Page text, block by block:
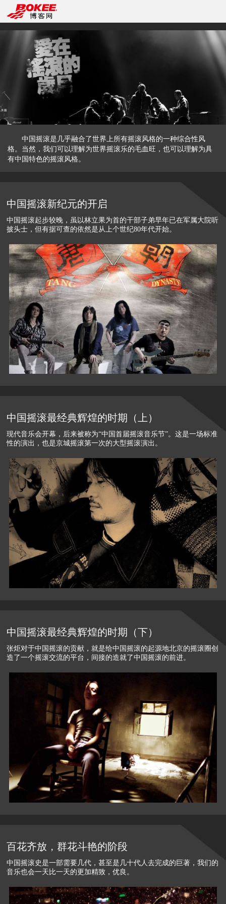
中国摇滚是几乎融合了世界上所有摇滚风格的一种综合性风
格。当然，我们可以理解为世界摇滚乐的毛血旺，也可以理解为具
有中国特色的摇滚风格。
中国摇滚新纪元的开启
中国摇滚起步较晚，虽以林立果为首的干部子弟早年已在军属大院听
披头士，但有据可查的依然是从上个世纪80年代开始。
中国摇滚最经典辉煌的时期（上）
现代音乐会开幕，后来被称为“中国首届摇滚音乐节”。这是一场标准
性的演出，也是京城摇滚第一次的大型摇滚演出。
中国摇滚最经典辉煌的时期（下）
张炬对于中国摇滚的贡献，就是给中国摇滚的起源地北京的摇滚圈创
造了一个摇滚交流的平台，间接的造就了中国摇滚的前进。
百花齐放，群花斗艳的阶段
中国摇滚史是一部需要几代，甚至是几十代人去完成的巨著，我们的
音乐也会一天比一天的更加精致，优良。